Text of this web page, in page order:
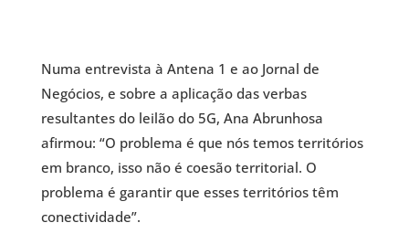
Numa entrevista à Antena 1 e ao Jornal de
Negócios, e sobre a aplicação das verbas
resultantes do leilão do 5G, Ana Abrunhosa
afirmou: “O problema é que nós temos territórios
em branco, isso não é coesão territorial. O
problema é garantir que esses territórios têm
conectividade”.